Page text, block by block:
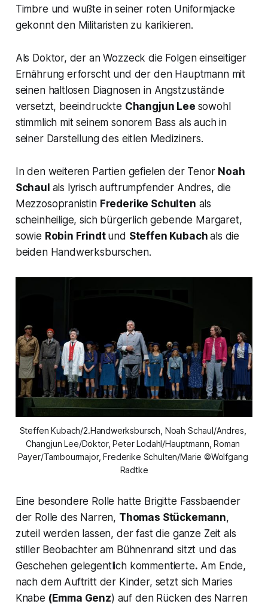
Timbre und wußte in seiner roten Uniformjacke
gekonnt den Militaristen zu karikieren.
Als Doktor, der an Wozzeck die Folgen einseitiger
Ernährung erforscht und der den Hauptmann mit
seinen haltlosen Diagnosen in Angstzustände
versetzt, beeindruckte Changjun Lee sowohl
stimmlich mit seinem sonorem Bass als auch in
seiner Darstellung des eitlen Mediziners.
In den weiteren Partien gefielen der Tenor Noah
Schaul als lyrisch auftrumpfender Andres, die
Mezzosopranistin Frederike Schulten als
scheinheilige, sich bürgerlich gebende Margaret,
sowie Robin Frindt und Steffen Kubachals die
beiden Handwerksburschen.
Steffen Kubach/2.Handwerksbursch, Noah Schaul/Andres,
Changjun Lee/Doktor, Peter Lodahl/Hauptmann, Roman
Payer/Tambourmajor, Frederike Schulten/Marie ©Wolfgang
Radtke
Eine besondere Rolle hatte Brigitte Fassbaender
der Rolle des Narren, Thomas Stückemann,
zuteil werden lassen, der fast die ganze Zeit als
stiller Beobachter am Bühnenrand sitzt und das
Geschehen gelegentlich kommentierte. Am Ende,
nach dem Auftritt der Kinder, setzt sich Maries
Knabe (Emma Genz) auf den Rücken des Narren